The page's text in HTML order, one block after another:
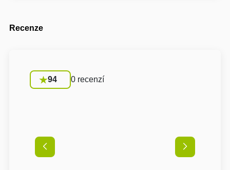
Recenze
94 0 recenzí